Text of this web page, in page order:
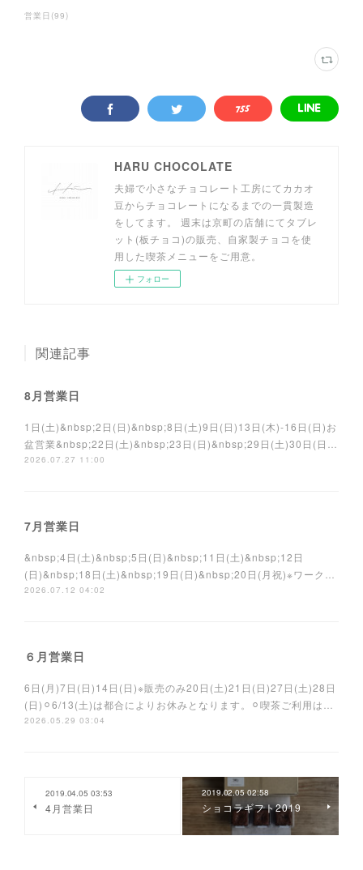
営業日 (99)
HARU CHOCOLATE
夫婦で小さなチョコレート工房にてカカオ
豆からチョコレートになるまでの一貫製造
をしてます。 週末は京町の店舗にてタブレ
ット(板チョコ)の販売、自家製チョコを使
用した喫茶メニューをご用意。
フォロー
関連記事
8月営業日
1日(土)&nbsp;2日(日)&nbsp;8日(土)9日(日)13日(木)-16日(日)お
盆営業&nbsp;22日(土)&nbsp;23日(日)&nbsp;29日(土)30日(日…
2026.07.27 11:00
7月営業日
&nbsp;4日(土)&nbsp;5日(日)&nbsp;11日(土)&nbsp;12日
(日)&nbsp;18日(土)&nbsp;19日(日)&nbsp;20日(月祝)※ワーク…
2026.07.12 04:02
６月営業日
6日(月)7日(日)14日(日)※販売のみ20日(土)21日(日)27日(土)28日
(日)⚪︎6/13(土)は都合によりお休みとなります。⚪︎喫茶ご利用は…
2026.05.29 03:04
2019.04.05 03:53
4月営業日
2019.02.05 02:58
ショコラギフト2019